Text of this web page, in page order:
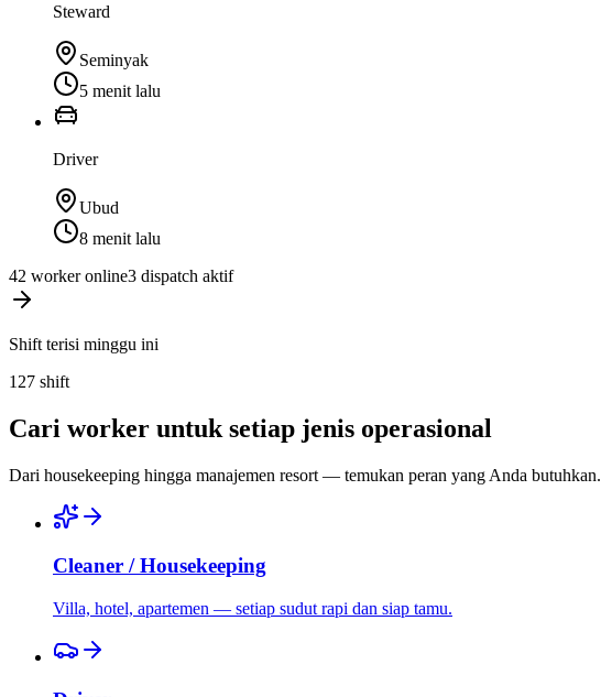
Steward
Seminyak
5 menit lalu
Driver
Ubud
8 menit lalu
42 worker online3 dispatch aktif
Shift terisi minggu ini
127 shift
Cari worker untuk setiap jenis operasional
Dari housekeeping hingga manajemen resort — temukan peran yang Anda butuhkan.
Cleaner / Housekeeping
Villa, hotel, apartemen — setiap sudut rapi dan siap tamu.